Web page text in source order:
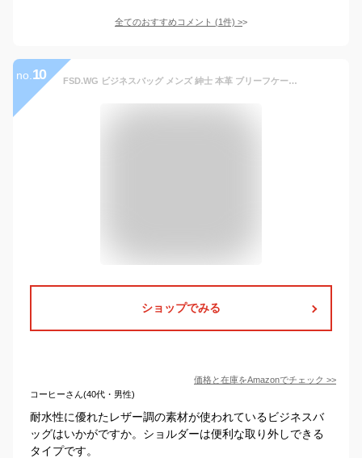
全てのおすすめコメント (1件) >
no. 10 FSD.WG ビジネスバッグ メンズ 紳士 本革 ブリーフケース a4 briefcase ブランド 【FSD.WGストアで正規品を購入してください】 1個 (x 1)
ショップでみる
価格と在庫をAmazonでチェック >>
コーヒーさん(40代・男性)
耐水性に優れたレザー調の素材が使われているビジネスバ
ッグはいかがですか。ショルダーは便利な取り外しできる
タイプです。